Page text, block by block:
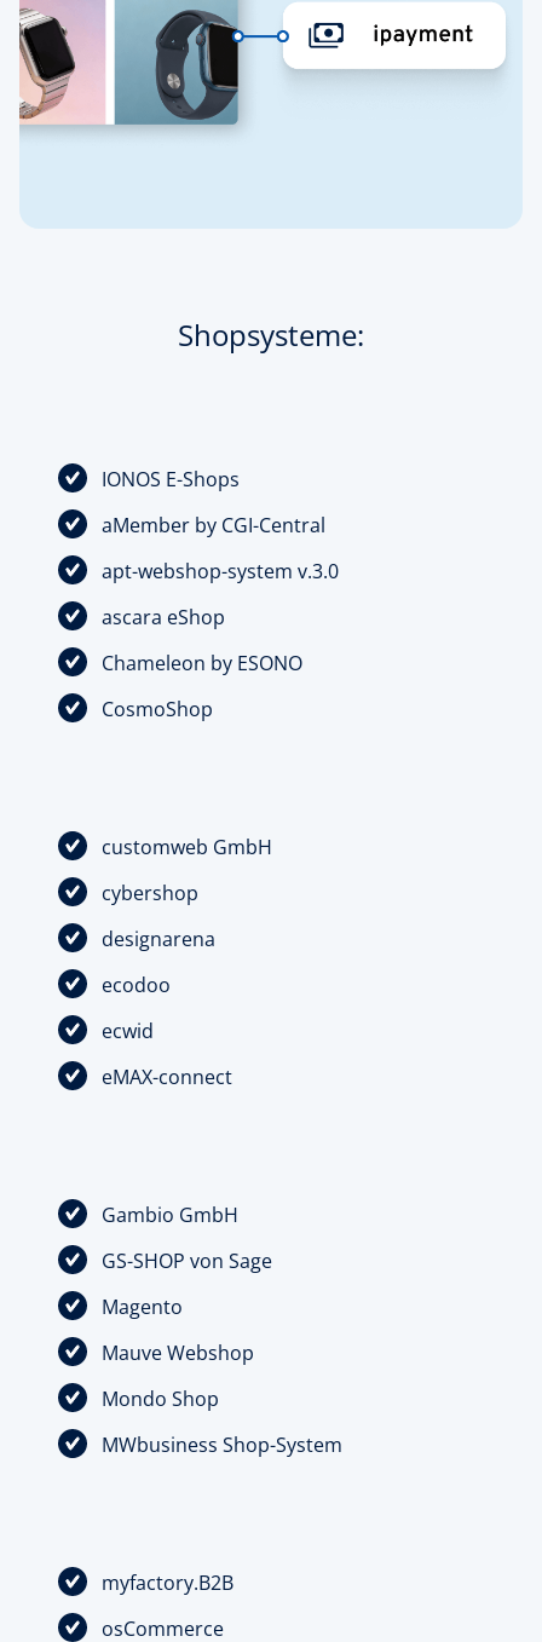
Shopsysteme:
IONOS E-Shops
aMember by CGI-Central
apt-webshop-system v.3.0
ascara eShop
Chameleon by ESONO
CosmoShop
customweb GmbH
cybershop
designarena
ecodoo
ecwid
eMAX-connect
Gambio GmbH
GS-SHOP von Sage
Magento
Mauve Webshop
Mondo Shop
MWbusiness Shop-System
myfactory.B2B
osCommerce